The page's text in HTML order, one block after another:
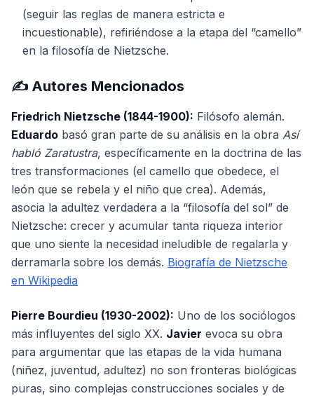
(seguir las reglas de manera estricta e
incuestionable), refiriéndose a la etapa del “camello”
en la filosofía de Nietzsche.
✍️ Autores Mencionados
Friedrich Nietzsche (1844-1900): Filósofo alemán.
Eduardo basó gran parte de su análisis en la obra Así
habló Zaratustra, específicamente en la doctrina de las
tres transformaciones (el camello que obedece, el
león que se rebela y el niño que crea). Además,
asocia la adultez verdadera a la “filosofía del sol” de
Nietzsche: crecer y acumular tanta riqueza interior
que uno siente la necesidad ineludible de regalarla y
derramarla sobre los demás. Biografía de Nietzsche
en Wikipedia
Pierre Bourdieu (1930-2002): Uno de los sociólogos
más influyentes del siglo XX. Javier evoca su obra
para argumentar que las etapas de la vida humana
(niñez, juventud, adultez) no son fronteras biológicas
puras, sino complejas construcciones sociales y de